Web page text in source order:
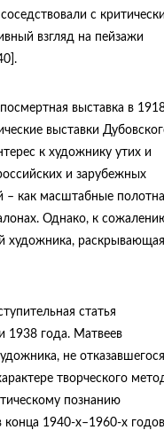
с
взгляд на пейзажи
выставка в
выставки
к художнику утих и
и зарубежных
– как масштабные
Однако, к
художника, раскрывающая
статья
1938 года. Матвеев
не
творческого
познанию
конца 1940-х–1960-х